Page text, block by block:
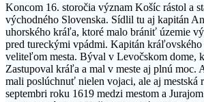
Koncom 16. storočia význam Košíc rástol a
východného Slovenska. Sídlil tu aj kapitán
uhorského kráľa, ktoré malo brániť územie
pred tureckými vpádmi. Kapitán kráľovského
veliteľom mesta. Býval v Levočskom dome,
Zastupoval kráľa a mal v meste aj plnú moc.
mali poslúchnuť nielen vojaci, ale aj mestská
septembri roku 1619 medzi mestom a